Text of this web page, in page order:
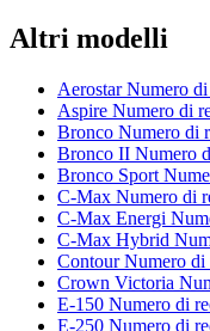
Altri modelli
Aerostar Numero
Aspire Numero di
Bronco Numero di
Bronco II Numero
Bronco Sport
C-Max Numero di
C-Max Energi
C-Max Hybrid
Contour Numero di
Crown Victoria
E-150 Numero di
E-250 Numero di